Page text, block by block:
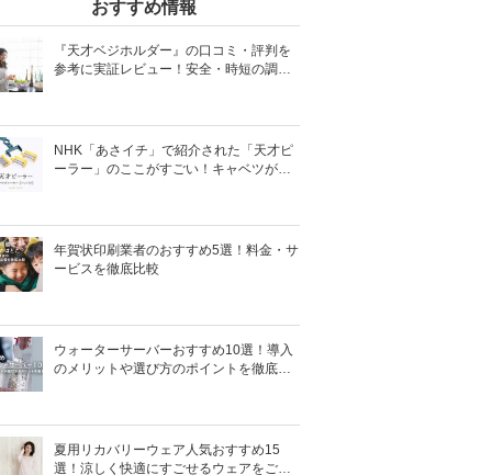
おすすめ情報
『天才ベジホルダー』の口コミ・評判を
参考に実証レビュー！安全・時短の調理
NHK「あさイチ」で紹介された「天才ピ
ーラー」のここがすごい！キャベツがほ
年賀状印刷業者のおすすめ5選！料金・サ
ービスを徹底比較
ウォーターサーバーおすすめ10選！導入
のメリットや選び方のポイントを徹底解
夏用リカバリーウェア人気おすすめ15
選！涼しく快適にすごせるウェアをご紹